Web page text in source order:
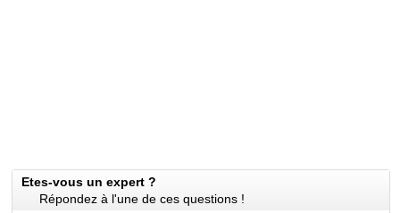
Etes-vous un expert ?
Répondez à l'une de ces questions !